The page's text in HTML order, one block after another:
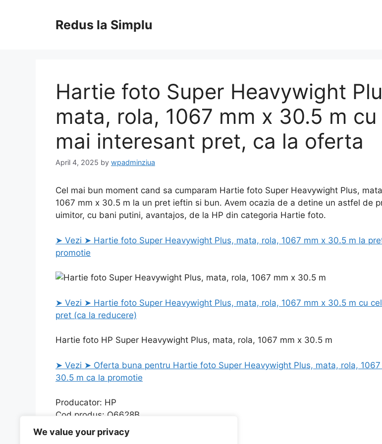
We value your privacy
Redus la Simplu
Hartie foto Super Heavywight
mata, rola, 1067 mm x 30.5 m cu
mai interesant pret, ca la oferta
April 4, 2025 by wpadminziua
Cel mai bun moment cand sa cumparam Hartie foto Super Heavywight Plus,
1067 mm x 30.5 m la un pret ieftin si bun. Avem ocazia de a detine un astfel de
uimitor, cu bani putini, avantajos, de la HP din categoria Hartie foto.
➤ Vezi ➤ Hartie foto Super Heavywight Plus, mata, rola, 1067 mm x 30.5 m la
promotie
➤ Vezi ➤ Hartie foto Super Heavywight Plus, mata, rola, 1067 mm x 30.5 m cu
pret (ca la reducere)
Hartie foto HP Super Heavywight Plus, mata, rola, 1067 mm x 30.5 m
➤ Vezi ➤ Oferta buna pentru Hartie foto Super Heavywight Plus, mata, rola, 1067
30.5 m ca la promotie
Producator: HP
Cod produs: Q6628B
Magazin: Vexio.ro